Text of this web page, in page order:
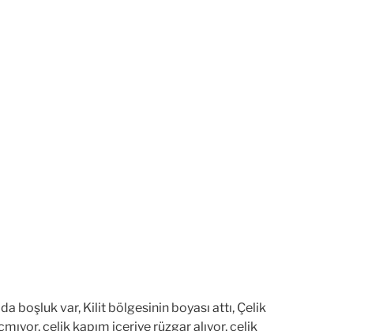
boşluk var, Kilit bölgesinin boyası attı, Çelik
çelik kapım içeriye rüzgar alıyor, çelik